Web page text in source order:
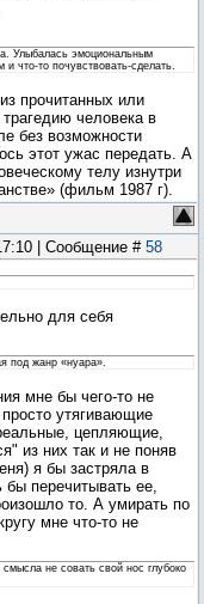
Улыбалась эмоциональным
что-то почувствовать-сделать.
прочитанных или
человека в
без возможности
этот ужас передать. А
телу изнутри
(фильм 1987 г).
| Сообщение # 58
для себя
под жанр «нуара».
мне бы чего-то не
утягивающие
цепляющие,
из них так и не поняв
я бы застряла в
перечитывать ее,
то. А умирать по
мне что-то не
не совать свой нос глубоко